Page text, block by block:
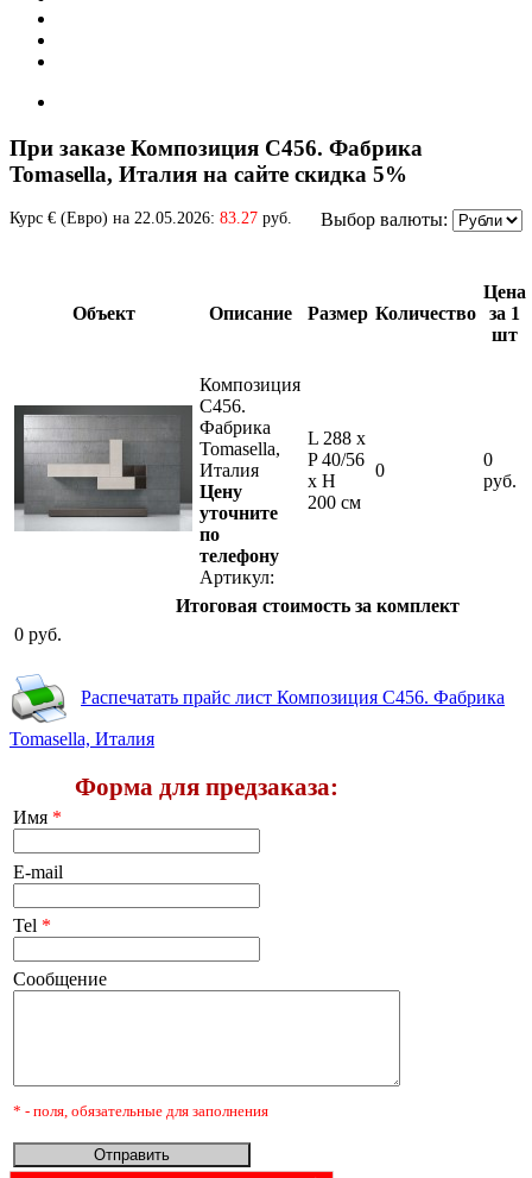
При заказе Композиция C456. Фабрика
Tomasella, Италия на сайте скидка 5%
Выбор валюты:
Курс € (Евро) на 22.05.2026: 83.27 руб.
Объект Описание Размер Количество
Цена
за 1
шт
Композиция
C456.
Фабрика
Tomasella,
Италия
Цену
уточните
по
телефону
Артикул:
L 288 x
P 40/56
x Н
200 см
0
0
руб.
Итоговая стоимость за комплект
0 руб.
Распечатать прайс лист Композиция C456. Фабрика
Tomasella, Италия
Форма для предзаказа:
Имя *
E-mail
Tel *
Сообщение
* - поля, обязательные для заполнения